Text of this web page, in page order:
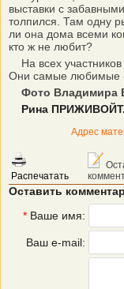
выставки с
толпился. Там одну
ли она дома всеми
кто ж не любит?
На всех
Они самые любимые -
Фото
Рина ПРИЖИВОЙТ.
Адрес
Распечатать
Оставить
* Ваше имя:
Ваш e-mail: